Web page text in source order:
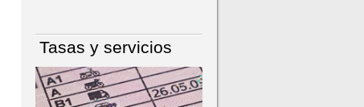
Tasas y servicios